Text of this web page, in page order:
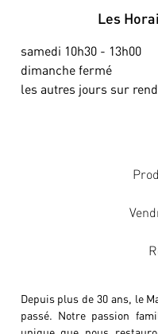
Les
samedi 10h30 - 13h00
dimanche fermé
les autres jours sur
Depuis plus de 30 ans, le
passé. Notre passion